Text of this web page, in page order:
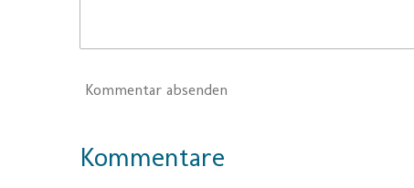
Kommentar absenden
Kommentare